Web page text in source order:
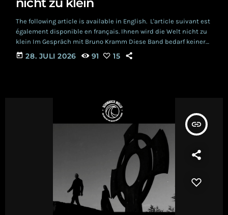
The following article is available in English. L'article suivant est
également disponible en français. Ihnen wird die Welt nicht zu
klein Im Gespräch mit Bruno Kramm Diese Band bedarf keiner
Vorstellung, sie ist seit Jahrzehnten eine feste Grösse in der
Schwarzen Szene – und hat die Verschmelzung von Drama und
today 28. JULI 2026 91 15
insert_link